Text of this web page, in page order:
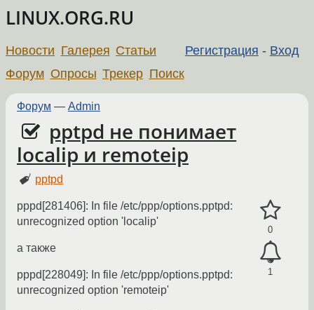
LINUX.ORG.RU
Регистрация - Вход
Новости Галерея Статьи
Форум Опросы Трекер Поиск
Форум — Admin
pptpd не понимает
localip и remoteip
pptpd
0
1
pppd[281406]: In file /etc/ppp/options.pptpd:
unrecognized option 'localip'
а также
pppd[228049]: In file /etc/ppp/options.pptpd:
unrecognized option 'remoteip'